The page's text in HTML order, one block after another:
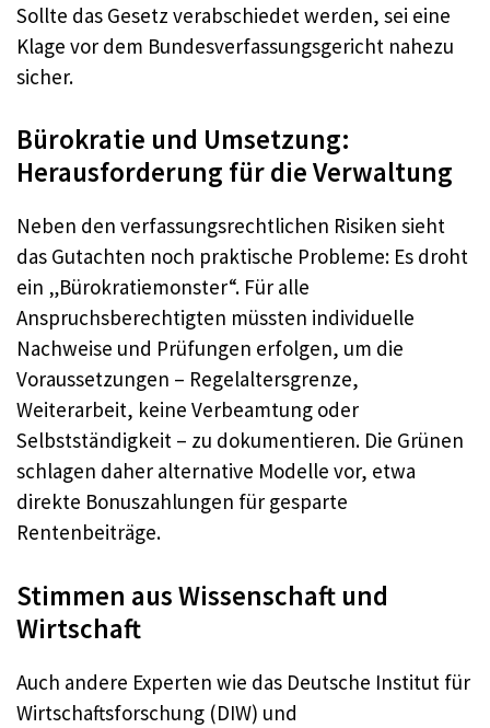
Sollte das Gesetz verabschiedet werden, sei eine
Klage vor dem Bundesverfassungsgericht nahezu
sicher.
Bürokratie und Umsetzung:
Herausforderung für die Verwaltung
Neben den verfassungsrechtlichen Risiken sieht
das Gutachten noch praktische Probleme: Es droht
ein „Bürokratiemonster“. Für alle
Anspruchsberechtigten müssten individuelle
Nachweise und Prüfungen erfolgen, um die
Voraussetzungen – Regelaltersgrenze,
Weiterarbeit, keine Verbeamtung oder
Selbstständigkeit – zu dokumentieren. Die Grünen
schlagen daher alternative Modelle vor, etwa
direkte Bonuszahlungen für gesparte
Rentenbeiträge.
Stimmen aus Wissenschaft und
Wirtschaft
Auch andere Experten wie das Deutsche Institut für
Wirtschaftsforschung (DIW) und